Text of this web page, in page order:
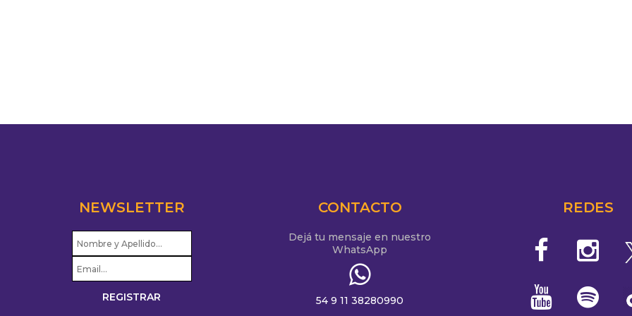
NEWSLETTER CONTACTO
Dejá tu mensaje en nuestro
WhatsApp
54 9 11 38280990
REDES